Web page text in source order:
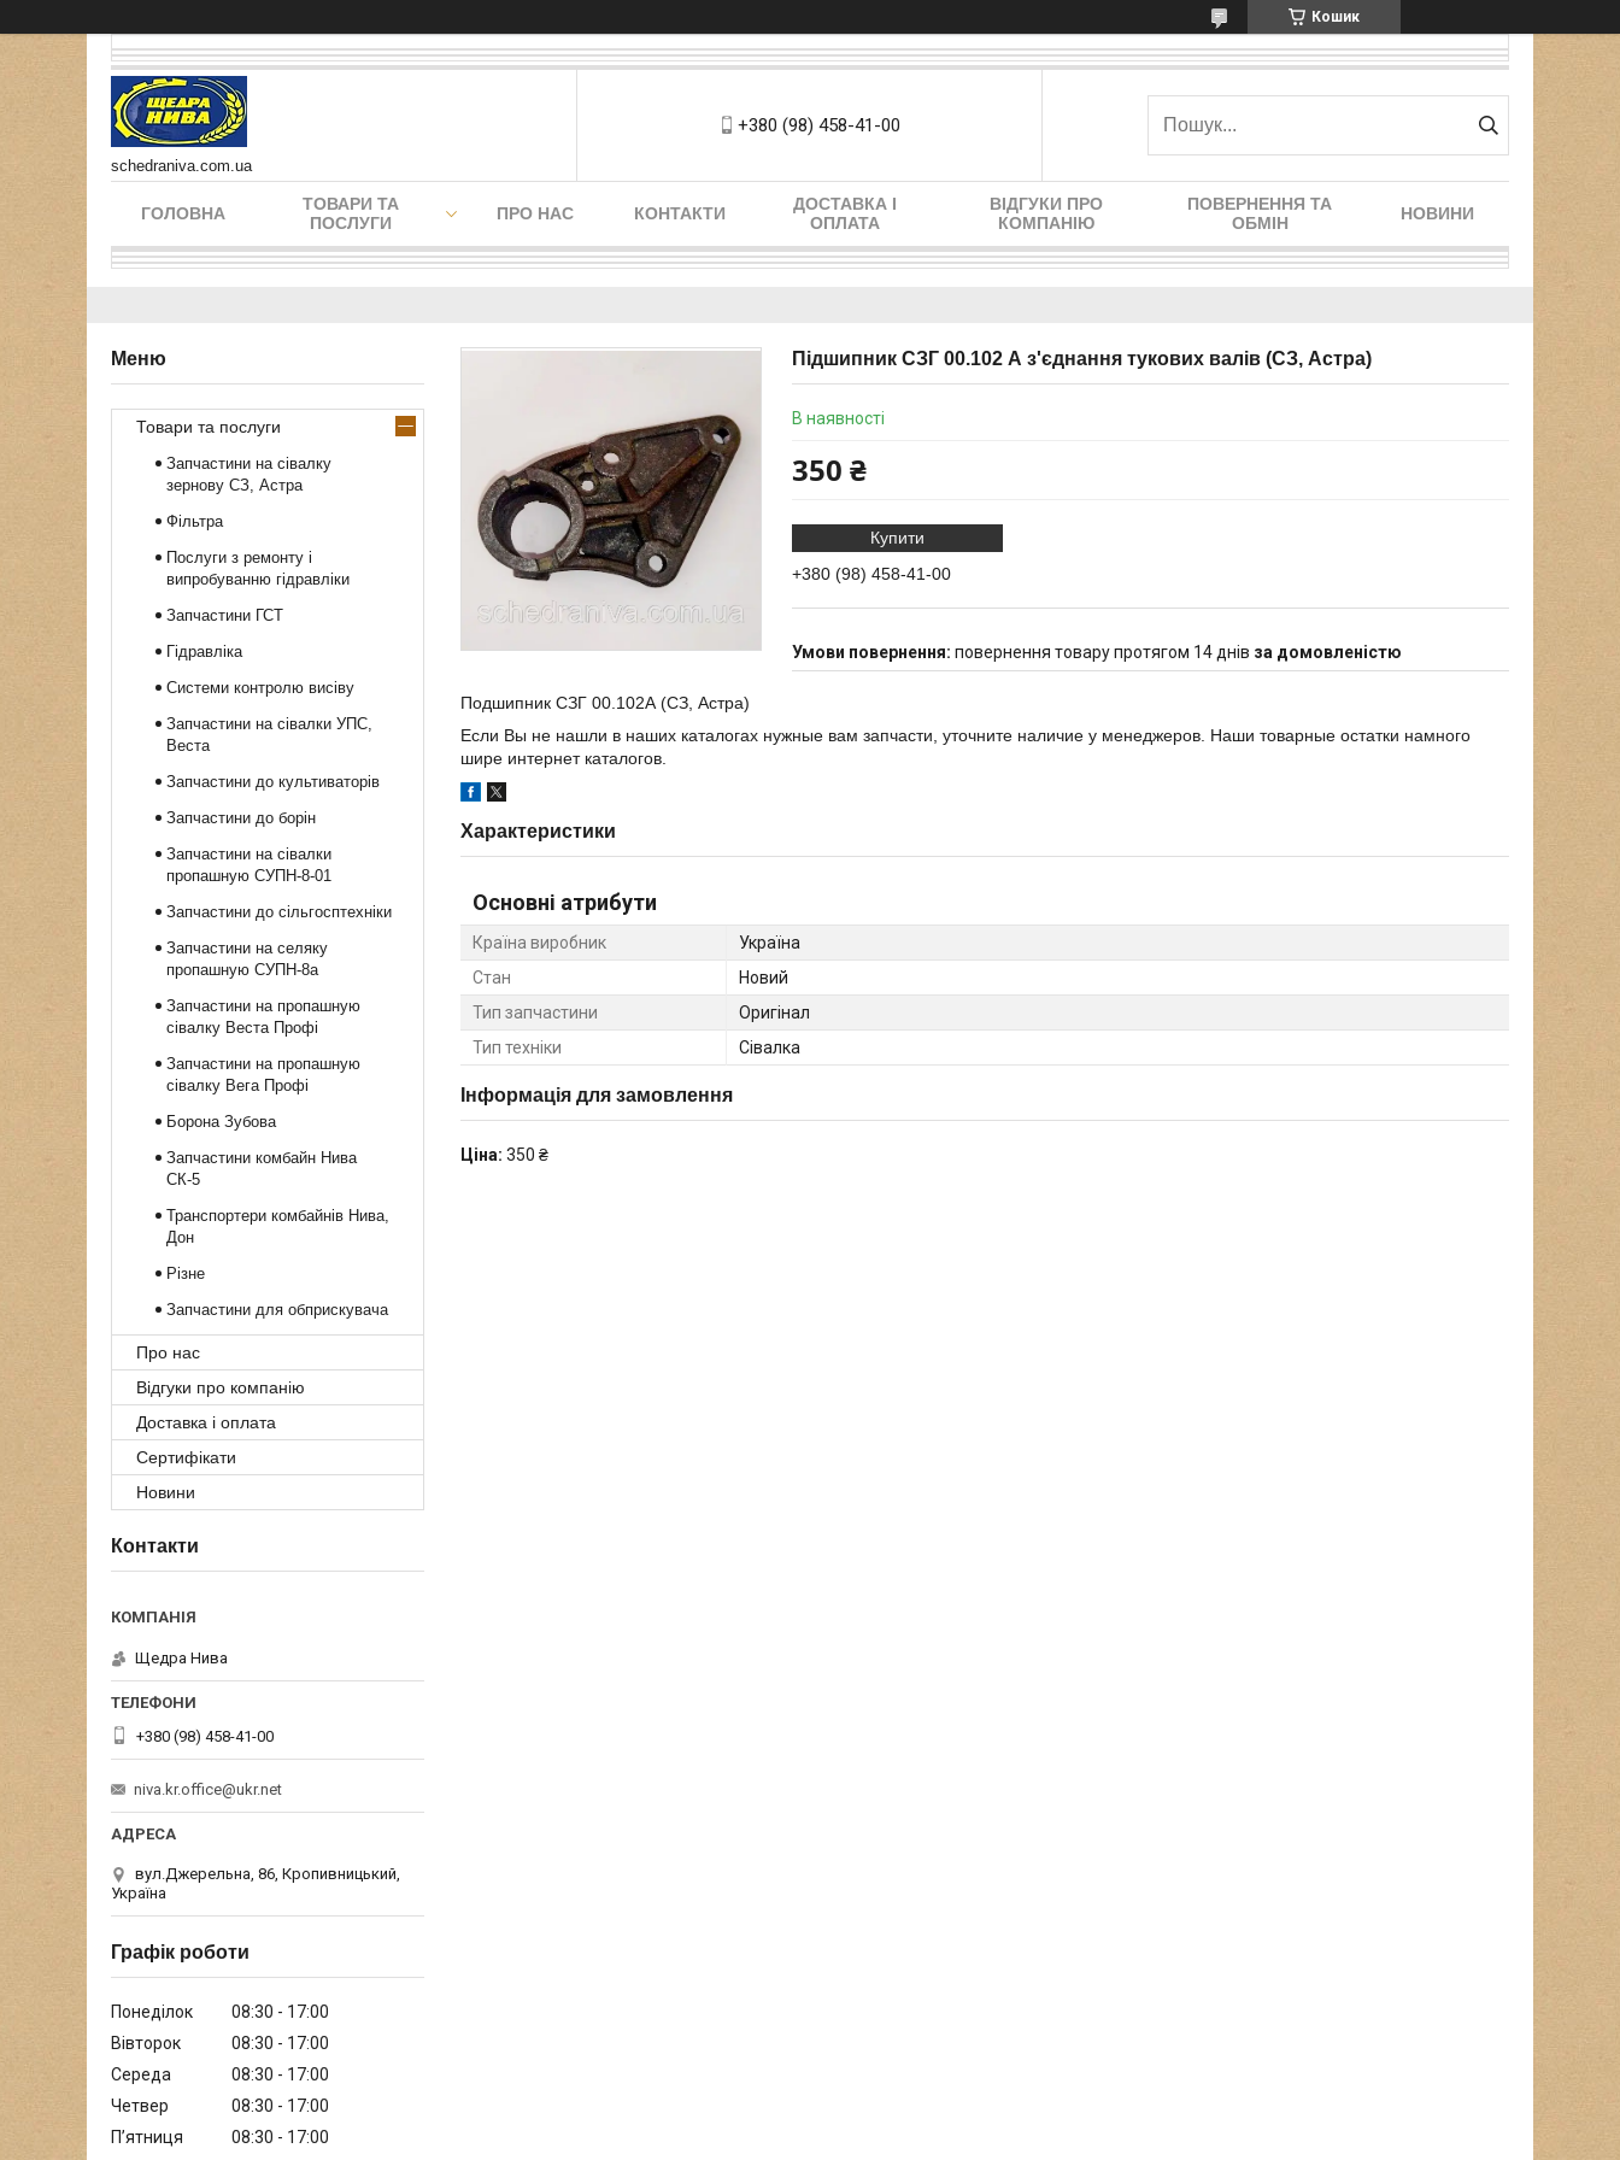
Кошик
schedraniva.com.ua
+380 (98) 458-41-00
ГОЛОВНА
ТОВАРИ ТА
ПОСЛУГИ
ПРО НАС КОНТАКТИ
ДОСТАВКА І
ОПЛАТА
ВІДГУКИ ПРО
КОМПАНІЮ
ПОВЕРНЕННЯ ТА
ОБМІН
НОВИНИ
Підшипник СЗГ 00.102 А з'єднання тукових валів (СЗ, Астра)
В наявності
350 ₴
Купити
+380 (98) 458-41-00
повернення товару протягом 14 днів за домовленістю
Подшипник СЗГ 00.102А (СЗ, Астра)
Если Вы не нашли в наших каталогах нужные вам запчасти, уточните наличие у менеджеров. Наши товарные остатки намного
шире интернет каталогов.
Характеристики
Основні атрибути
Країна виробник
Україна
Стан
Новий
Тип запчастини
Оригінал
Тип техніки
Сівалка
Інформація для замовлення
Ціна: 350 ₴
Товари та послуги
Запчастини на сівалку
зернову СЗ, Астра
Фільтра
Послуги з ремонту і
випробуванню гідравліки
Запчастини ГСТ
Гідравліка
Системи контролю висіву
Запчастини на сівалки УПС,
Веста
Запчастини до культиваторів
Запчастини до борін
Запчастини на сівалки
пропашную СУПН-8-01
Запчастини до сільгосптехніки
Запчастини на селяку
пропашную СУПН-8а
Запчастини на пропашную
сівалку Веста Профі
Запчастини на пропашную
сівалку Вега Профі
Борона Зубова
Запчастини комбайн Нива
СК-5
Транспортери комбайнів Нива,
Дон
Різне
Запчастини для обприскувача
Про нас
Відгуки про компанію
Доставка і оплата
Сертифікати
Новини
Контакти
Щедра Нива
+380 (98) 458-41-00
niva.kr.office@ukr.net
вул.Джерельна, 86, Кропивницький,
Україна
Графік роботи
Понеділок 08:30
17:00
Вівторок
08:30
17:00
Середа
08:30
17:00
Четвер
08:30
17:00
Пʼятниця
08:30
17:00